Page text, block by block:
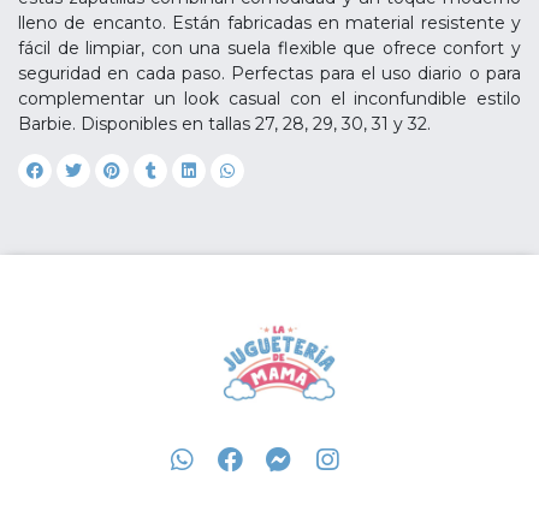
lleno de encanto. Están fabricadas en material resistente y
fácil de limpiar, con una suela flexible que ofrece confort y
seguridad en cada paso. Perfectas para el uso diario o para
complementar un look casual con el inconfundible estilo
Barbie. Disponibles en tallas 27, 28, 29, 30, 31 y 32.